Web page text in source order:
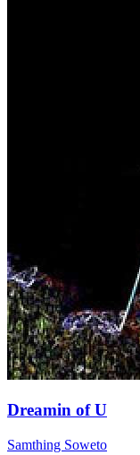
Dreamin of U
Samthing Soweto